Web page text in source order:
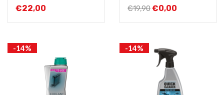
€22,00 €19,90€0,00
-14% -14%